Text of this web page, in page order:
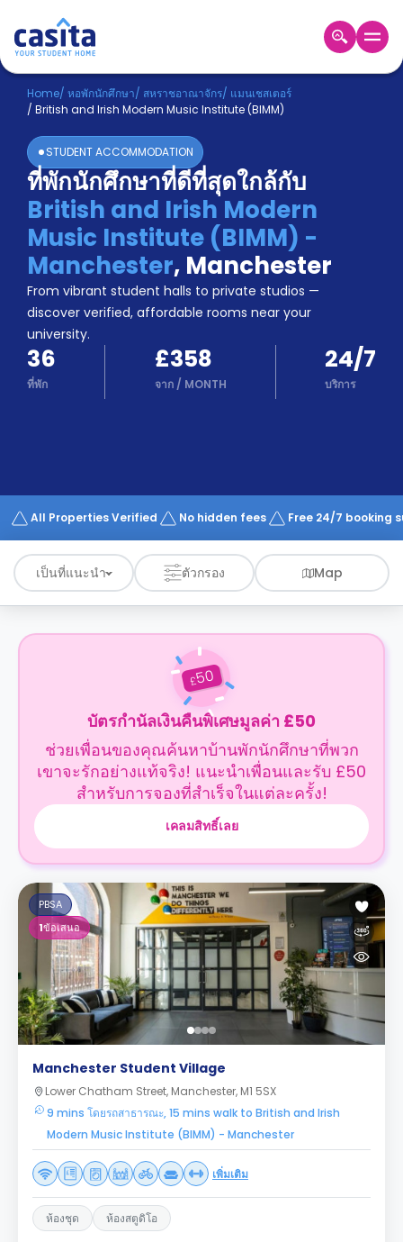
Home TH GBP
เข้าสู่
ระบบ
Booking
Accommodation
About
us
Blog
Refer
And
Earn
Become
A
Partner
Help
and
Phone
Works
Home/ หอพักนักศึกษา/ สหราชอาณาจักร/ แมนเชสเตอร์
/ British and Irish Modern Music Institute (BIMM)
STUDENT ACCOMMODATION
ที่พักนักศึกษาที่ดีที่สุดใกล้กับ
British and Irish Modern
Music Institute (BIMM) -
Manchester, Manchester
From vibrant student halls to private studios —
discover verified, affordable rooms near your
university.
36
ที่พัก
£358
จาก/ MONTH
24/7
บริการ
All Properties Verified No hidden fees Free 24/7 booking
เป็นที่แนะนำ ตัวกรอง Map
£50
บัตรกำนัลเงินคืนพิเศษมูลค่า £50
ช่วยเพื่อนของคุณค้นหาบ้านพักนักศึกษาที่พวก
เขาจะรักอย่างแท้จริง! แนะนำเพื่อนและรับ £50
สำหรับการจองที่สำเร็จในแต่ละครั้ง!
เคลมสิทธิ์เลย
PBSA
1ข้อเสนอ
Manchester Student Village
Lower Chatham Street, Manchester, M1 5SX
9 mins โดยรถสาธารณะ, 15 mins walk to British and Irish
Modern Music Institute (BIMM) - Manchester
เพิ่มเติม
ห้องชุด ห้องสตูดิโอ